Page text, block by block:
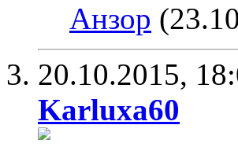
Анзор
20.10.2015,
Karluxa60